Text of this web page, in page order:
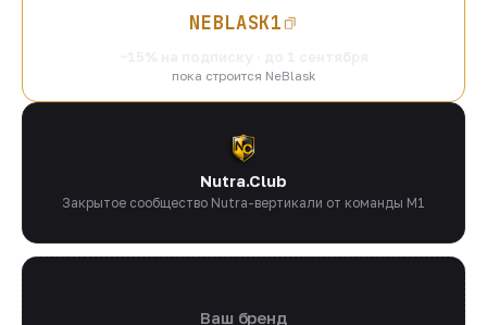
NEBLASK1
пока строится NeBlask
Nutra.Club
Закрытое сообщество Nutra-вертикали от команды M1
Ваш бренд